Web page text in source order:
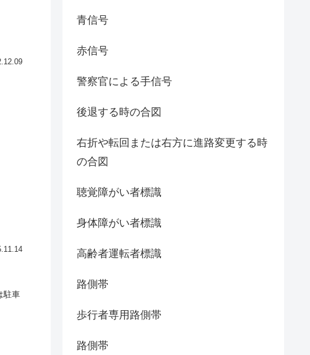
駐車
青信号
赤信号
警察官による手信号
後退する時の合図
右折や転回または右方に進路変更する時
の合図
聴覚障がい者標識
身体障がい者標識
高齢者運転者標識
路側帯
歩行者専用路側帯
路側帯